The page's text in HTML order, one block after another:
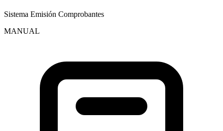
Sistema Emisión Comprobantes
MANUAL